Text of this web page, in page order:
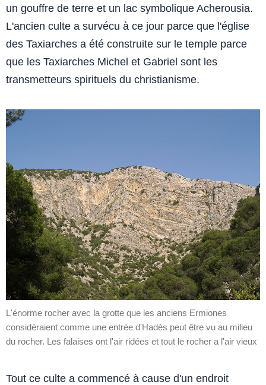
un gouffre de terre et un lac symbolique Acherousia.
L'ancien culte a survécu à ce jour parce que l'église
des Taxiarches a été construite sur le temple parce
que les Taxiarches Michel et Gabriel sont les
transmetteurs spirituels du christianisme.
L'énorme rocher avec la grotte que les anciens Ermiones
considéraient comme une entrée d'Hadès peut être vu au milieu
du rocher. Les falaises ont l'air ridées et tout le rocher a l'air vieux
Tout ce culte a commencé à cause d'un endroit